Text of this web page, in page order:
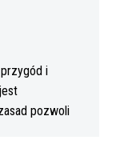
i
pozwoli